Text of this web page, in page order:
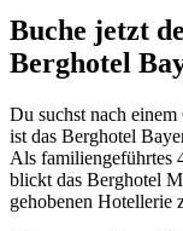
Buche jetzt
Berghotel
Du suchst nach
ist das Berghotel
Als familiengeführtes
blickt das Berghotel
gehobenen Hotellerie